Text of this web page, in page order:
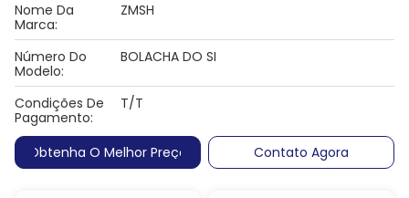
Nome Da
Marca:
ZMSH
Número Do
Modelo:
BOLACHA DO SI
Condições De
Pagamento:
T/T
Obtenha O Melhor Preço Contato Agora